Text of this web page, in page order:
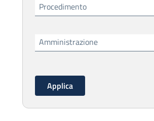
Procedimento
Amministrazione